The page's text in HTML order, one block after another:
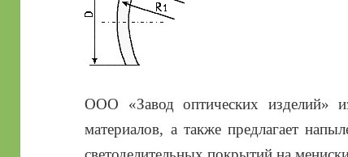
ООО «Завод оптических изделий»
материалов, а также предлагает